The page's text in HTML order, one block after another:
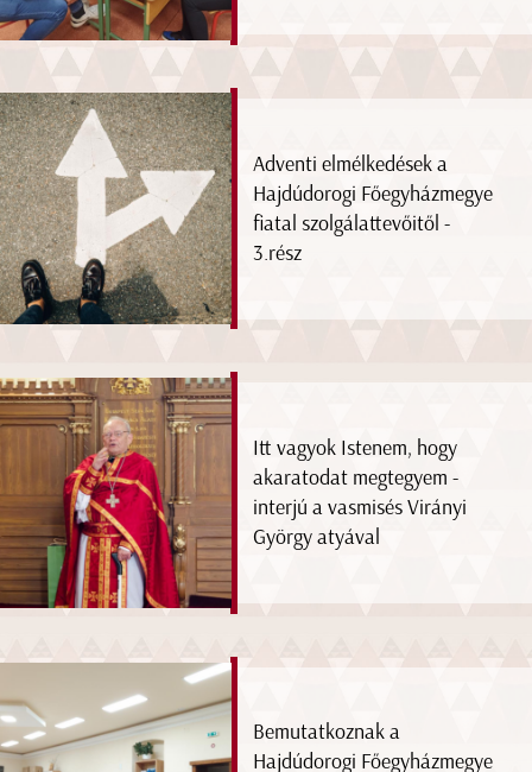
Adventi elmélkedések a
Hajdúdorogi Főegyházmegye
fiatal szolgálattevőitől -
3.rész
Itt vagyok Istenem, hogy
akaratodat megtegyem -
interjú a vasmisés Virányi
György atyával
Bemutatkoznak a
Hajdúdorogi Főegyházmegye